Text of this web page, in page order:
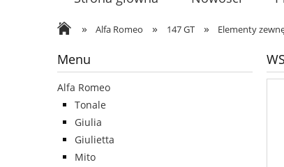
» Alfa Romeo » 147 GT » Elementy
Menu
Alfa Romeo
Tonale
Giulia
Giulietta
Mito